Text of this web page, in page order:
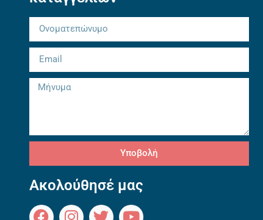
Υποβολή
Ακολούθησέ μας